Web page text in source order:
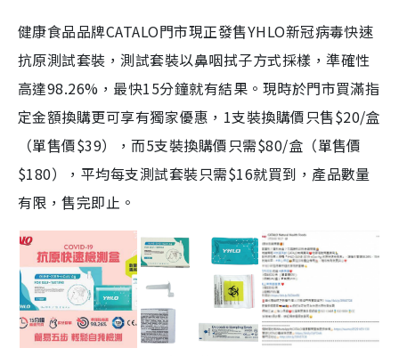
健康食品品牌CATALO門市現正發售YHLO新冠病毒快速
抗原測試套裝，測試套裝以鼻咽拭子方式採樣，準確性
高達98.26%，最快15分鐘就有結果。現時於門市買滿指
定金額換購更可享有獨家優惠，1支裝換購價只售$20/盒
（單售價$39），而5支裝換購價只需$80/盒（單售價
$180），平均每支測試套裝只需$16就買到，產品數量
有限，售完即止。